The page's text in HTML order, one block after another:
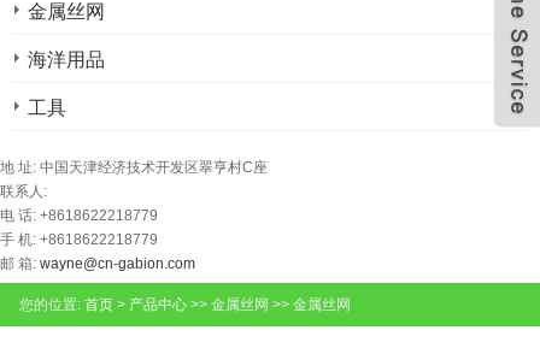
金属丝网
海洋用品
工具
地 址: 中国天津经济技术开发区翠亨村C座
联系人:
电 话: +8618622218779
手 机: +8618622218779
邮 箱: wayne@cn-gabion.com
您的位置: 首页 > 产品中心 >> 金属丝网 >> 金属丝网